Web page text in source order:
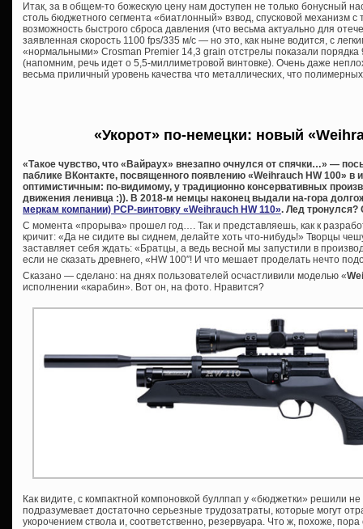
Итак, за в общем-то божескую цену нам доступен не только бонусный
столь бюджетного сегмента «биатлонный» взвод, спусковой механизм
возможность быстрого сброса давления (что весьма актуально для
заявленная скорость 1100 fps/335 м/с — но это, как ныне водится, с
«нормальными» Crosman Premier 14,3 grain отстрелы показали порядка
(напомним, речь идет о 5,5-миллиметровой винтовке). Очень даже
весьма приличный уровень качества что металлических, что
«Укорот» по-немецки: новый
«Такое чувство, что «Вайраух» внезапно очнулся от спячки…» —
паблике ВКонтакте, посвященного появлению «Weihrauch HW 100» в
оптимистичным: по-видимому, у традиционно консервативных
движения ленивца :)). В 2018-м немцы наконец выдали на-гора
меркам компании) PCP-винтовку «Weihrauch HW 110». Лед тронулся?
С момента «прорыва» прошел год…. Так и представляешь, как к
кричит: «Да не сидите вы сиднем, делайте хоть что-нибудь!» Творцы
заставляет себя ждать: «Братцы, а ведь весной мы запустили в
если не сказать древнего, «HW 100″! И что мешает проделать нечто
Сказано — сделано: на днях пользователей осчастливили моделью «
исполнении «карабин». Вот он, на фото. Нравится?
Как видите, с компактной компоновкой буллпап у «бюджетки» решили
подразумевает достаточно серьезные трудозатраты, которые могут
укорочением ствола и, соответственно, резервуара. Что ж, похоже,